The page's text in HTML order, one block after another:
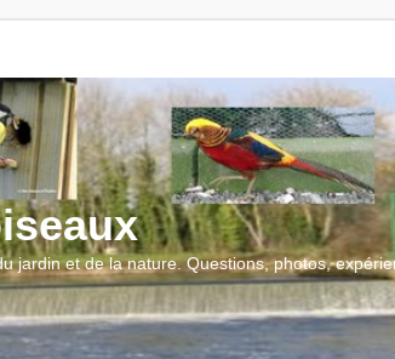
jardin et de la nature. Questions, photos,